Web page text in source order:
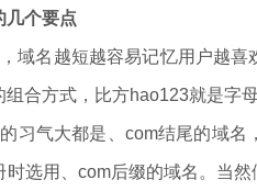
几个要点
域名越短越容易记忆用户越
合方式，比方hao123就是字
习气大都是、com结尾的域
时选用、com后缀的域名。当